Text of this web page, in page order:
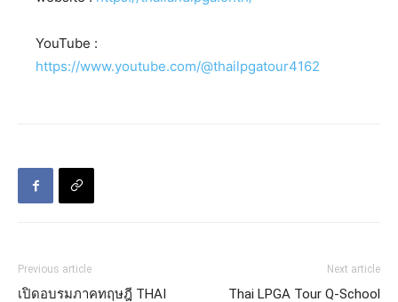
YouTube :
https://www.youtube.com/@thailpgatour4162
Previous article
เปิดอบรมภาคทฤษฎี THAI
Next article
Thai LPGA Tour Q-School